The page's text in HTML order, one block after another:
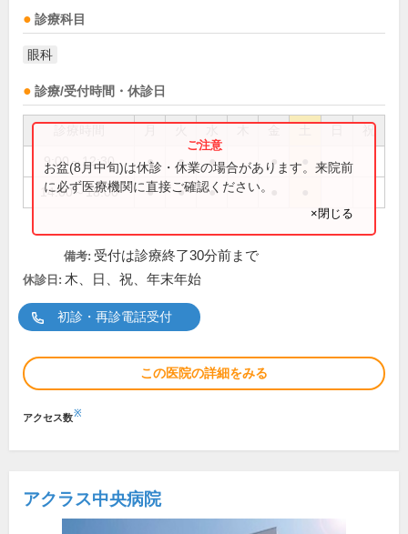
診療科目
眼科
診療/受付時間・休診日
祝
9:00～12:30 ● ● ● ●
14:00～18:00 ● ● ●
お盆(8月中旬)は休診・休業の場合があります。来院前
に必ず医療機関に直接ご確認ください。
×閉じる
備考: 受付は診療終了30分前まで
休診日: 木、日、祝、年末年始
初診・再診電話受付
この医院の詳細をみる
アクセス数※
アクラス中央病院